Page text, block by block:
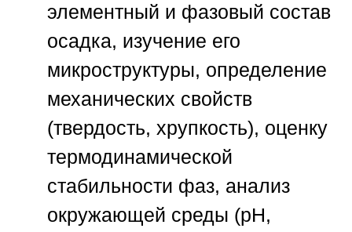
элементный и фазовый состав
осадка, изучение его
микроструктуры, определение
механических свойств
(твердость, хрупкость), оценку
термодинамической
стабильности фаз, анализ
окружающей среды (pH,